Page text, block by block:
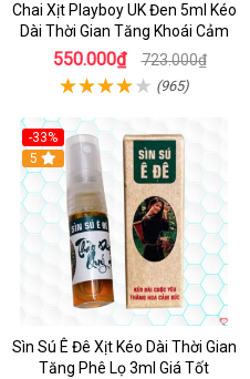
Chai Xịt Playboy UK Đen 5ml Kéo
Dài Thời Gian Tăng Khoái Cảm
550.000₫ 723.000₫
(965)
-33%
5
Sìn Sú Ê Đê Xịt Kéo Dài Thời Gian
Tăng Phê Lọ 3ml Giá Tốt